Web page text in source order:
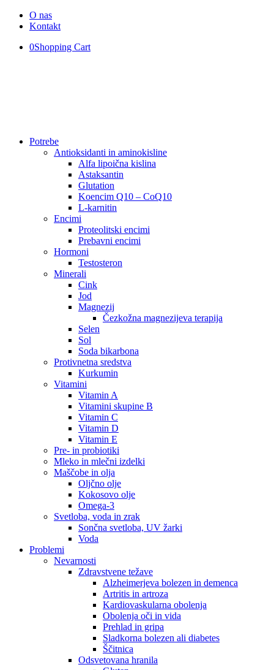
O nas
Kontakt
0Shopping Cart
Potrebe
Antioksidanti in aminokisline
Alfa lipoična kislina
Astaksantin
Glutation
Koencim Q10 – CoQ10
L-karnitin
Encimi
Proteolitski encimi
Prebavni encimi
Hormoni
Testosteron
Minerali
Cink
Jod
Magnezij
Čezkožna magnezijeva terapija
Selen
Sol
Soda bikarbona
Protivnetna sredstva
Kurkumin
Vitamini
Vitamin A
Vitamini skupine B
Vitamin C
Vitamin D
Vitamin E
Pre- in probiotiki
Mleko in mlečni izdelki
Maščobe in olja
Oljčno olje
Kokosovo olje
Omega-3
Svetloba, voda in zrak
Sončna svetloba, UV žarki
Voda
Problemi
Nevarnosti
Zdravstvene težave
Alzheimerjeva bolezen in demenca
Artritis in artroza
Kardiovaskularna obolenja
Obolenja oči in vida
Prehlad in gripa
Sladkorna bolezen ali diabetes
Ščitnica
Odsvetovana hranila